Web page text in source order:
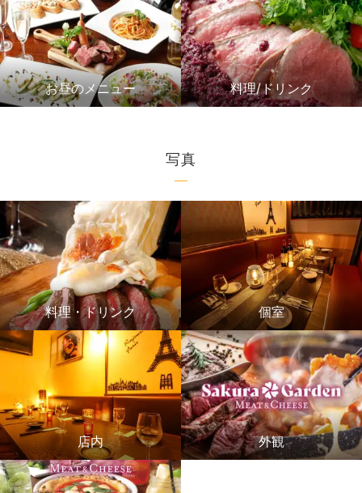
お昼のメニュー 料理/ドリンク
写真
料理・ドリンク 個室
店内 外観